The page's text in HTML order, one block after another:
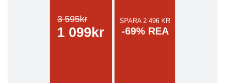
3 595kr
1 099kr
SPARA 2 496 KR
-69% REA